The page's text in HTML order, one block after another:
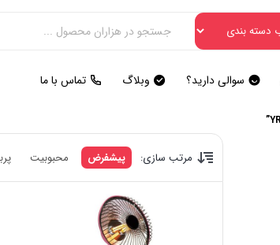
سوالی دارید؟ وبلاگ تماس با ما
مرتب سازی: پیشفرض محبوبیت